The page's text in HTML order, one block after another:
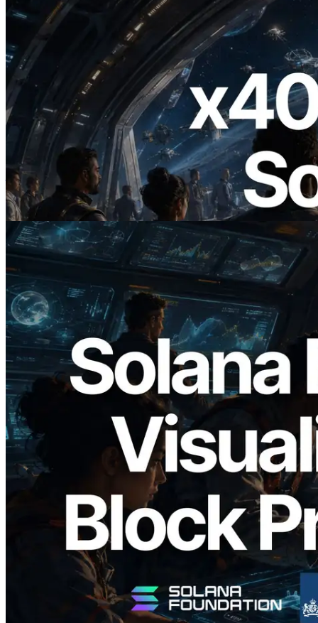
2026.07.04
ERPC 发布支持 x402 支付的 Solana RPC
— AI Agent 按需为 API 付费的时代开启
阅读此文章
2026.05.24
Validators Solutions 发布 Solana Block
Analyzer — 以 slot 为单位可视化区块生
成时间与对应验证者